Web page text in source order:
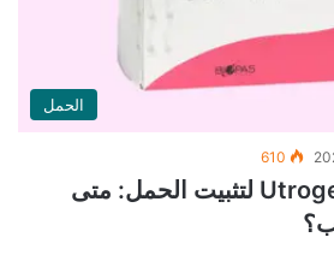
الحمل
610
أعراض Utrogestan 200 لتثبيت الحمل: متى